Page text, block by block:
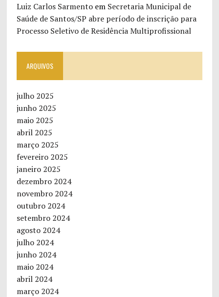
Luiz Carlos Sarmentoem Secretaria Municipal de
Saúde de Santos/SP abre período de inscrição para
Processo Seletivo de Residência Multiprofissional
ARQUIVOS
julho 2025
junho 2025
maio 2025
abril 2025
março 2025
fevereiro 2025
janeiro 2025
dezembro 2024
novembro 2024
outubro 2024
setembro 2024
agosto 2024
julho 2024
junho 2024
maio 2024
abril 2024
março 2024